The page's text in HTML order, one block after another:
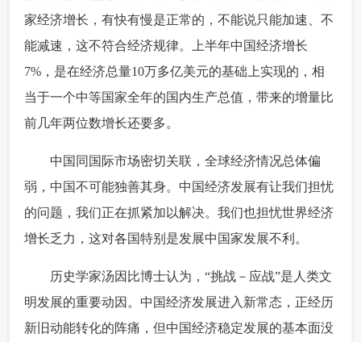
家经济增长，有快有慢是正常的，不能说只能加速、不
能减速，这不符合经济规律。上半年中国经济增长
7%，是在经济总量10万多亿美元的基础上实现的，相
当于一个中等国家全年的国内生产总值，带来的增量比
前几年两位数增长还要多。
中国同国际市场密切关联，全球经济情况总体偏
弱，中国不可能独善其身。中国经济发展有让我们担忧
的问题，我们正在抓紧加以解决。我们也担忧世界经济
增长乏力，这对各国特别是发展中国家发展不利。
历史学家汤因比博士认为，“挑战－应战”是人类文
明发展的重要动因。中国经济发展进入新常态，正经历
新旧动能转化的阵痛，但中国经济稳定发展的基本面没